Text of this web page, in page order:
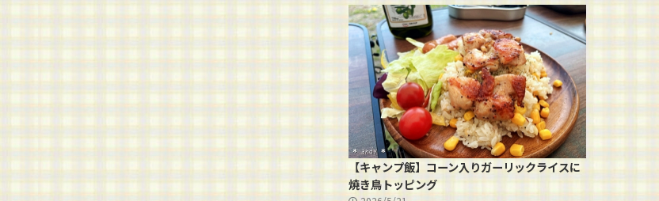
【キャンプ飯】コーン入りガーリックライスに
焼き鳥トッピング